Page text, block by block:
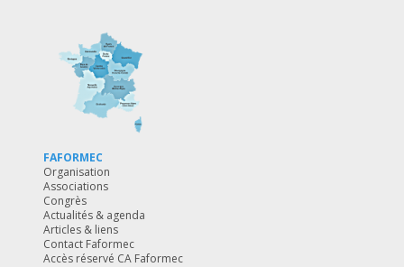
FAFORMEC
Organisation
Associations
Congrès
Actualités & agenda
Articles & liens
Contact Faformec
Accès réservé CA Faformec